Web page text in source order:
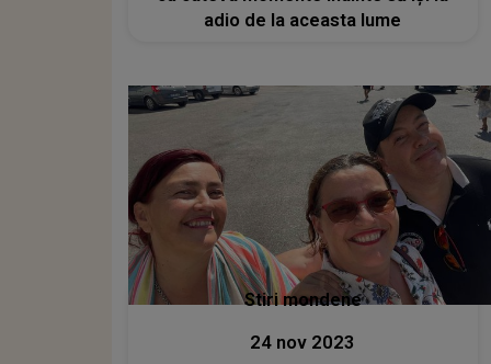
adio de la aceasta lume
Stiri mondene
24 nov 2023